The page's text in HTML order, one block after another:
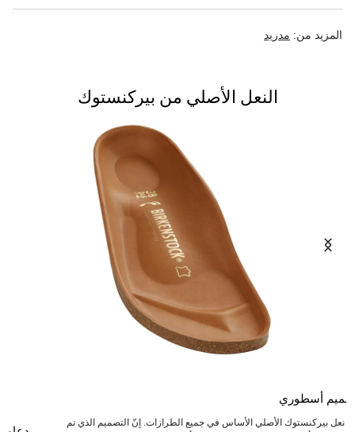
المزيد من: مدريد
النعل الأصلي من بيركنستوك
أسطوري
نعل بيركنستوك الأصلي الأساس في جميع الطرازات. إنّ التصميم الذي تم